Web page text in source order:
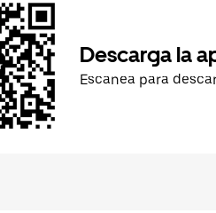
Descarga la
Escanea para